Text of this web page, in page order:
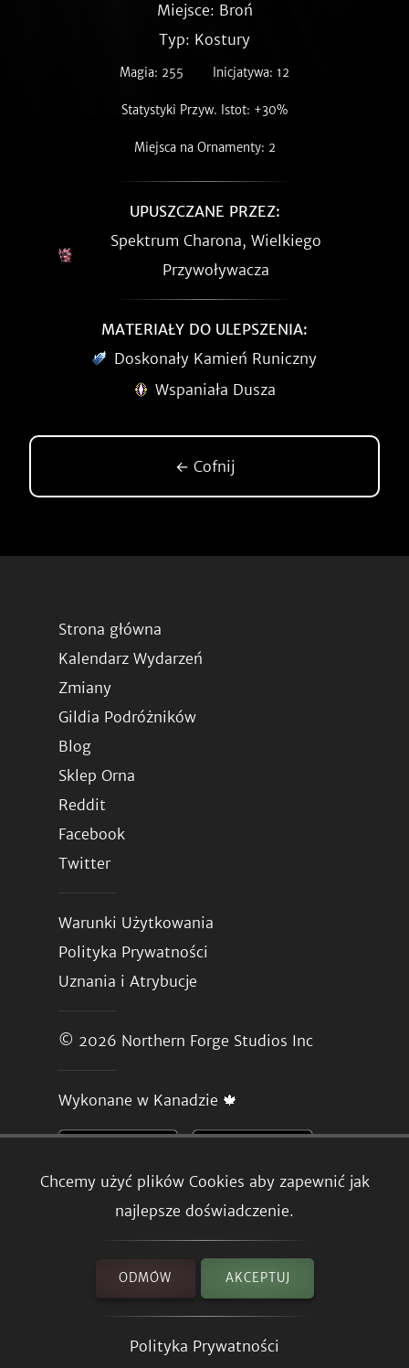
Chcemy użyć plików Cookies aby zapewnić jak
najlepsze doświadczenie.
ODMÓW AKCEPTUJ
Polityka Prywatności
Miejsce: Broń
Typ: Kostury
Magia: 255 Inicjatywa: 12
Statystyki Przyw. Istot: +30%
Miejsca na Ornamenty: 2
UPUSZCZANE PRZEZ:
Spektrum Charona, Wielkiego
Przywoływacza
MATERIAŁY DO ULEPSZENIA:
Doskonały Kamień Runiczny
Wspaniała Dusza
← Cofnij
Strona główna
Kalendarz Wydarzeń
Zmiany
Gildia Podróżników
Blog
Sklep Orna
Reddit
Facebook
Twitter
Warunki Użytkowania
Polityka Prywatności
Uznania i Atrybucje
© 2026 Northern Forge Studios Inc
Wykonane w Kanadzie 🍁